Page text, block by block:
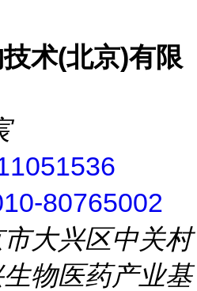
术(北京)有限
80765002
大兴区中关村
物医药产业基